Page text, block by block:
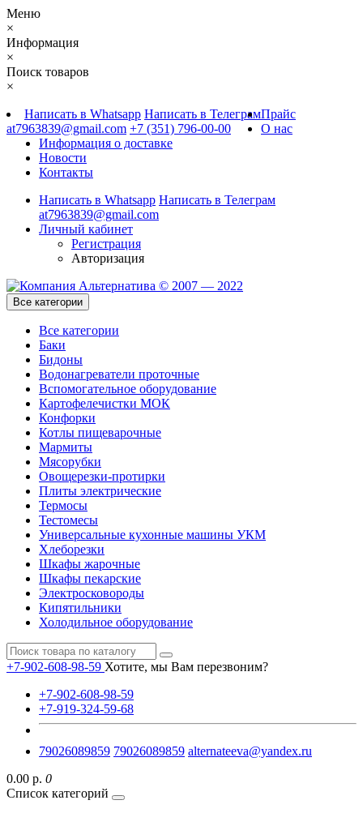
Меню
×
Информация
×
Поиск товаров
×
Написать в Whatsapp Написать в Телеграм
at7963839@gmail.com +7 (351) 796-00-00
Прайс
О нас
Информация о доставке
Новости
Контакты
Написать в Whatsapp Написать в Телеграм
at7963839@gmail.com
Личный кабинет
Регистрация
Авторизация
Все категории
Все категории
Баки
Бидоны
Водонагреватели проточные
Вспомогательное оборудование
Картофелечистки МОК
Конфорки
Котлы пищеварочные
Мармиты
Мясорубки
Овощерезки-протирки
Плиты электрические
Термосы
Тестомесы
Универсальные кухонные машины УКМ
Хлеборезки
Шкафы жарочные
Шкафы пекарские
Электросковороды
Кипятильники
Холодильное оборудование
+7-902-608-98-59 Хотите, мы Вам перезвоним?
+7-902-608-98-59
+7-919-324-59-68
79026089859 79026089859 alternateeva@yandex.ru
0.00 р. 0
Список категорий